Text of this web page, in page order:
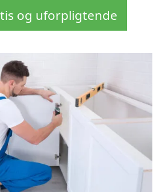
og uforpligtende